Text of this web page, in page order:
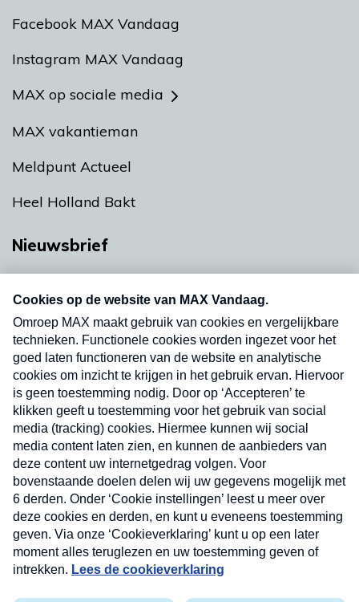
Facebook MAX Vandaag
Instagram MAX Vandaag
MAX op sociale media
MAX vakantieman
Meldpunt Actueel
Heel Holland Bakt
Nieuwsbrief
nieuwsbrief. Elke vrijdag- en dinsdagochtend in
uw mailbox.
Verzend
Nieuwsbrief
Neem hier een gratis abonnement op onze
nieuwsbrief. Elke vrijdag- en dinsdagochtend in uw